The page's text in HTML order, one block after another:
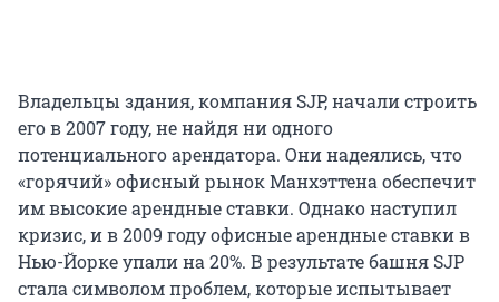
Владельцы здания, компания SJP, начали строить
его в 2007 году, не найдя ни одного
потенциального арендатора. Они надеялись, что
«горячий» офисный рынок Манхэттена обеспечит
им высокие арендные ставки. Однако наступил
кризис, и в 2009 году офисные арендные ставки в
Нью-Йорке упали на 20%. В результате башня SJP
стала символом проблем, которые испытывает